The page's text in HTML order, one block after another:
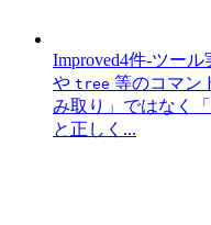
Improved4件-ツール
や tree 等のコマン
み取り」ではなく
と正しく...